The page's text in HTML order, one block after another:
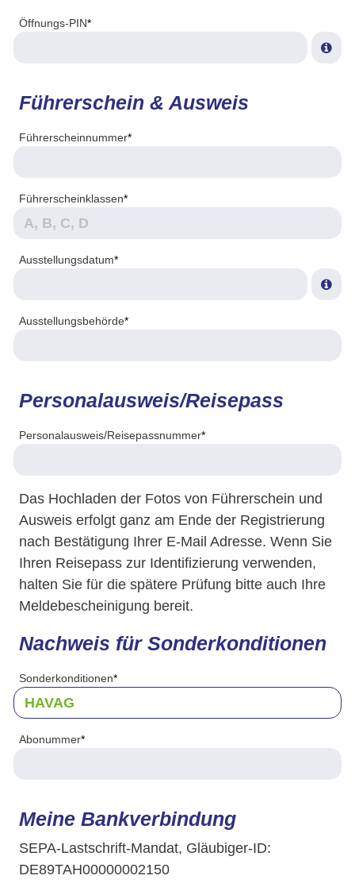
Öffnungs-PIN*
Führerschein & Ausweis
Führerscheinnummer*
Führerscheinklassen*
Ausstellungsdatum*
Ausstellungsbehörde*
Personalausweis/Reisepass
Personalausweis/Reisepassnummer*
Das Hochladen der Fotos von Führerschein und
Ausweis erfolgt ganz am Ende der Registrierung
nach Bestätigung Ihrer E-Mail Adresse. Wenn Sie
Ihren Reisepass zur Identifizierung verwenden,
halten Sie für die spätere Prüfung bitte auch Ihre
Meldebescheinigung bereit.
Nachweis für Sonderkonditionen
Sonderkonditionen*
Abonummer*
Meine Bankverbindung
SEPA-Lastschrift-Mandat, Gläubiger-ID:
DE89TAH00000002150